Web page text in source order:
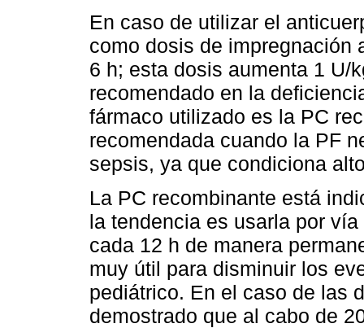
En caso de utilizar el
como dosis de impregnación
6 h; esta dosis aumenta 1 U/
recomendado en la
fármaco utilizado es la PC
recomendada cuando la PF
sepsis, ya que condiciona
La PC recombinante está
la tendencia es usarla por
cada 12 h de manera
muy útil para disminuir los
pediátrico. En el caso de las
demostrado que al cabo de